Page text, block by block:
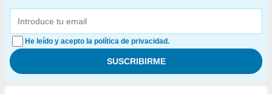
He leído y acepto la política de privacidad.